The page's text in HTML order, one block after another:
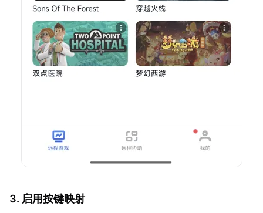
3. 启用按键映射